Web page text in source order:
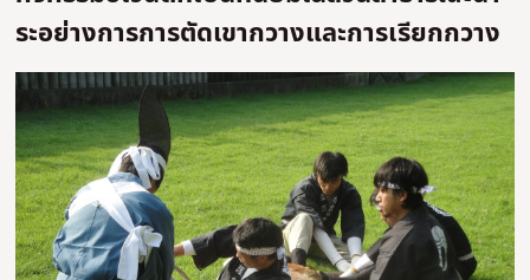
ระอย่างการการตัดเขากวางและการเรียกกวาง